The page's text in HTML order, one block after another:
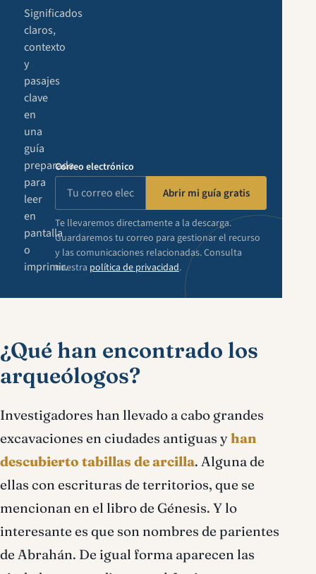
Significados
claros,
contexto
y
pasajes
clave
en
una
guía
preparada
para
leer
en
pantalla
o
imprimir.
Correo electrónico
Abrir mi guía gratis
Te llevaremos directamente a la descarga.
Guardaremos tu correo para gestionar el recurso
y las comunicaciones relacionadas. Consulta
nuestra política de privacidad.
¿Qué han encontrado los
arqueólogos?
Investigadores han llevado a cabo grandes
excavaciones en ciudades antiguas yhan
descubierto tabillas de arcilla. Alguna de
ellas con escrituras de territorios, que se
mencionan en el libro de Génesis. Y lo
interesante es que son nombres de parientes
de Abrahán. De igual forma aparecen las